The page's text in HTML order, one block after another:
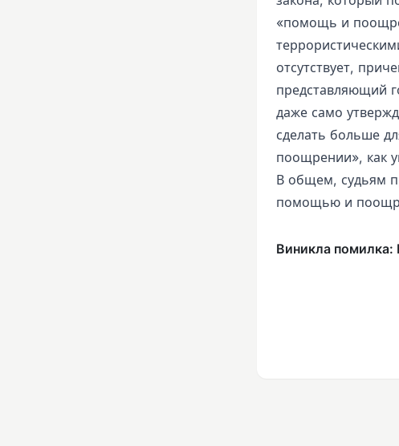
«помощь и
отсутствует,
представляющий
даже само
сделать больше
поощрении», как
В общем, судьям
помощью и